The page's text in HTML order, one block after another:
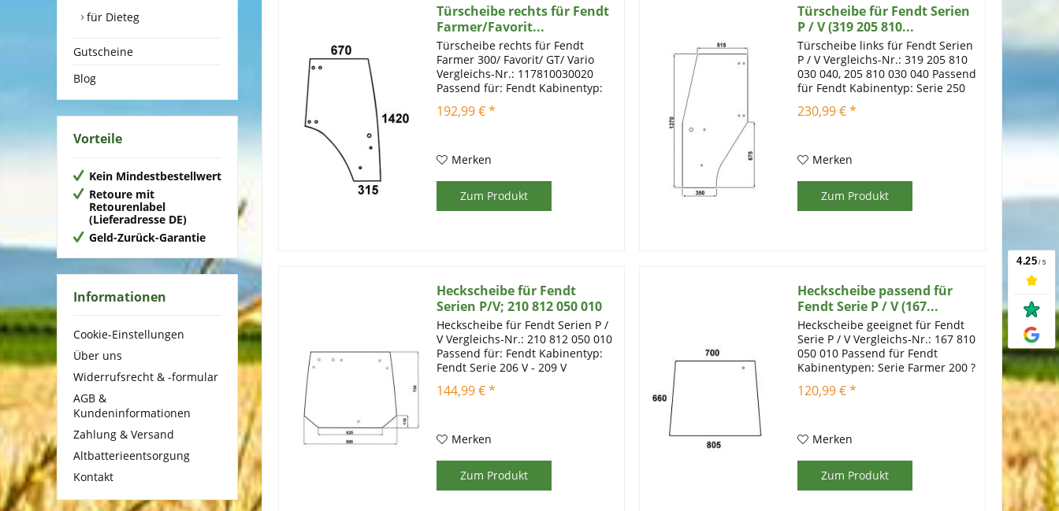
für Dieteg
Gutscheine
Blog
Vorteile
Kein Mindestbestellwert
Retoure mit
Retourenlabel
(Lieferadresse DE)
Geld-Zurück-Garantie
Informationen
Cookie-Einstellungen
Über uns
Widerrufsrecht & -formular
AGB &
Kundeninformationen
Zahlung & Versand
Altbatterieentsorgung
Kontakt
Türscheibe rechts für Fendt
Farmer/Favorit...
Türscheibe rechts für Fendt
Farmer 300/ Favorit/ GT/ Vario
Vergleichs-Nr.: 117810030020
Passend für: Fendt Kabinentyp:
Farmer 307-309C, 309-312 Vario,
409-415, GT 370-380 FG Farmer
192,99 € *
Merken
Zum Produkt
Türscheibe für Fendt Serien
P / V (319 205 810...
Türscheibe links für Fendt Serien
P / V Vergleichs-Nr.: 319 205 810
030 040, 205 810 030 040 Passend
für Fendt Kabinentyp: Serie 250
V, 260 V, 270 V, 275 V, 280 V
Artikelinformationen:
230,99 € *
Merken
Zum Produkt
Heckscheibe für Fendt
Serien P/V; 210 812 050 010
Heckscheibe für Fendt Serien P /
V Vergleichs-Nr.: 210 812 050 010
Passend für: Fendt Kabinentyp:
Fendt Serie 206 V - 209 V
Einscheibensicherheitsglas mit
144,99 € *
Merken
Zum Produkt
Heckscheibe passend für
Fendt Serie P / V (167...
Heckscheibe geeignet für Fendt
Serie P / V Vergleichs-Nr.: 167 810
050 010 Passend für Fendt
Kabinentypen: Serie Farmer 200 ?
Artikelinformationen:
mm schmal
120,99 € *
Merken
Zum Produkt